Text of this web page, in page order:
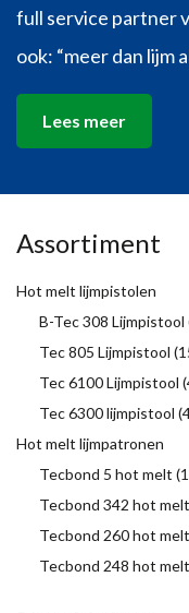
full service partner
ook: “meer dan lijm
Lees meer
Assortiment
Hot melt lijmpistolen
B-Tec 308 Lijmpistool
Tec 805 Lijmpistool
Tec 6100 Lijmpistool
Tec 6300 lijmpistool
Hot melt lijmpatronen
Tecbond 5 hot melt
Tecbond 342 hot
Tecbond 260 hot
Tecbond 248 hot